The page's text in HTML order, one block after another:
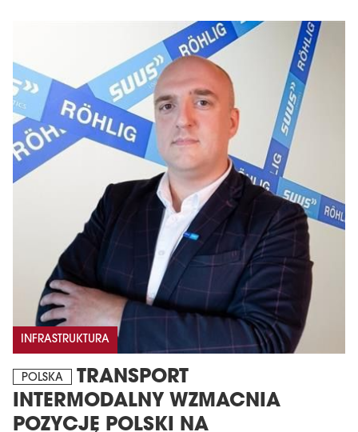
INFRASTRUKTURA
POLSKA
TRANSPORT
INTERMODALNY WZMACNIA
POZYCJĘ POLSKI NA